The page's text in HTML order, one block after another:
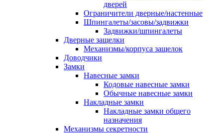
дверей
Ограничители дверные/настенные
Шпингалеты/засовы/задвижки
Задвижки/шпингалеты
Дверные защелки
Механизмы/корпуса защелок
Доводчики
Замки
Навесные замки
Кодовые навесные замки
Обычные навесные замки
Накладные замки
Накладные замки общего
назначения
Механизмы секретности